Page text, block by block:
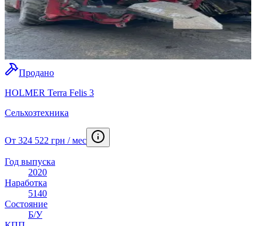
Продано
HOLMER Terra Felis 3
Сельхозтехника
От 324 522 грн / мес
Год выпуска
2020
Наработка
5140
Состояние
Б/У